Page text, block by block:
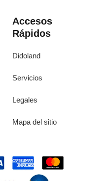
Accesos
Rápidos
Didoland
Servicios
Legales
Mapa del sitio